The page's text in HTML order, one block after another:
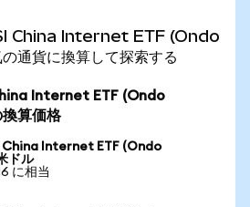
China Internet ETF (Ondo
通貨に換算して探索する
Internet ETF (Ondo
算価格
China Internet ETF (Ondo
ドル
に相当